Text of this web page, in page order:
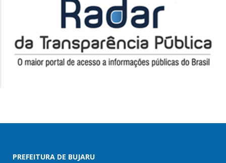
PREFEITURA DE BUJARU